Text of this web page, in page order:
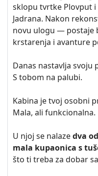
sklopu tvrtke Plovput
Jadrana. Nakon
novu ulogu — postaje
krstarenja i avanture
Danas nastavlja svoju
S tobom na palubi.
Kabina je tvoj osobni
Mala, ali funkcionalna.
U njoj se nalazedva
mala kupaonica s
što ti treba za dobar